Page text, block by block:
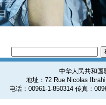
中华人民共和国
地址：72 Rue Nicolas
电话：00961-1-850314 传真：